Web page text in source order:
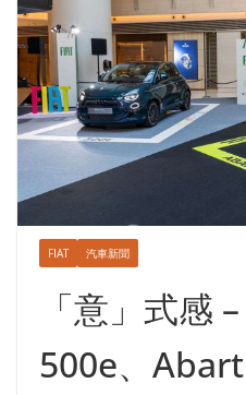
FIAT 汽車新聞
「意」式感
500e、